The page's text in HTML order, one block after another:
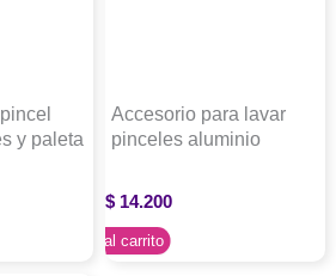
y paleta
Accesorio para lavar
pinceles aluminio
$14.200
Agregar al carrito